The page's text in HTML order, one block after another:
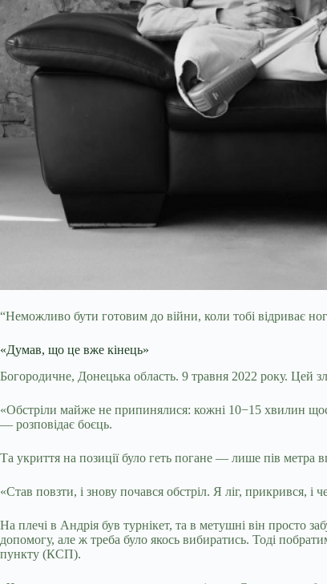
“Неможливо бути готовим до війни, коли тобі відриває
«Думав, що це вже кінець»
Богородичне, Донецька область. 9 травня 2022 року. Цей
«Обстріли майже не припинялися: кожні 10−15 хвилин
— розповідає боєць.
Та укриття на позиції було геть погане — лише пів метра
«Став повзти, і знову почався обстріл. Я ліг, прикрився,
На плечі в Андрія був турнікет, та в метушні він просто
допомогу, але ж треба було якось вибиратись. Тоді
пункту (КСП).